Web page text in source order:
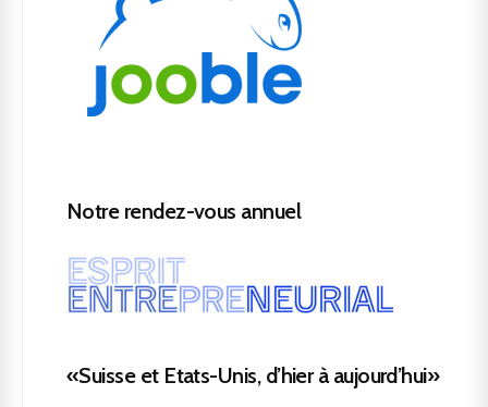
Notre rendez-vous annuel
«Suisse et Etats-Unis, d’hier à aujourd’hui»